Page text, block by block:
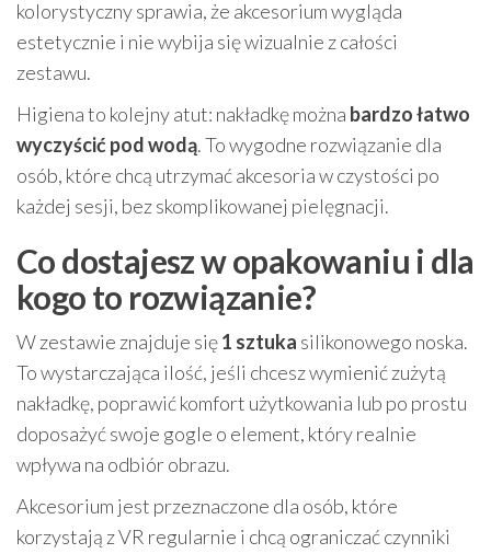
kolorystyczny sprawia, że akcesorium wygląda
estetycznie i nie wybija się wizualnie z całości
zestawu.
Higiena to kolejny atut: nakładkę można bardzo łatwo
wyczyścić pod wodą. To wygodne rozwiązanie dla
osób, które chcą utrzymać akcesoria w czystości po
każdej sesji, bez skomplikowanej pielęgnacji.
Co dostajesz w opakowaniu i dla
kogo to rozwiązanie?
W zestawie znajduje się1 sztuka silikonowego noska.
To wystarczająca ilość, jeśli chcesz wymienić zużytą
nakładkę, poprawić komfort użytkowania lub po prostu
doposażyć swoje gogle o element, który realnie
wpływa na odbiór obrazu.
Akcesorium jest przeznaczone dla osób, które
korzystają z VR regularnie i chcą ograniczać czynniki